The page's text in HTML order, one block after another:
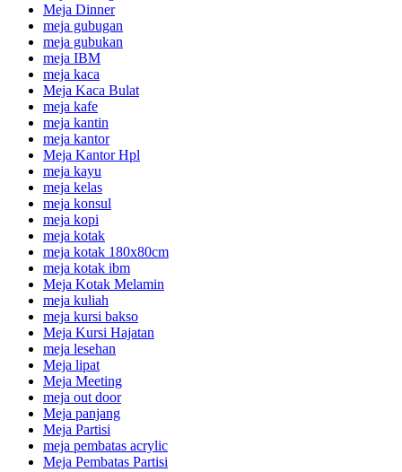
Meja Dinner
meja gubugan
meja gubukan
meja IBM
meja kaca
Meja Kaca Bulat
meja kafe
meja kantin
meja kantor
Meja Kantor Hpl
meja kayu
meja kelas
meja konsul
meja kopi
meja kotak
meja kotak 180x80cm
meja kotak ibm
Meja Kotak Melamin
meja kuliah
meja kursi bakso
Meja Kursi Hajatan
meja lesehan
Meja lipat
Meja Meeting
meja out door
Meja panjang
Meja Partisi
meja pembatas acrylic
Meja Pembatas Partisi